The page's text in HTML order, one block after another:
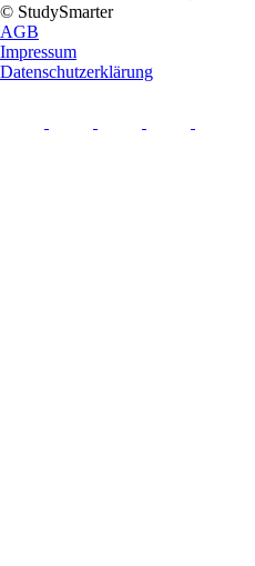
© StudySmarter
AGB
Impressum
Datenschutzerklärung